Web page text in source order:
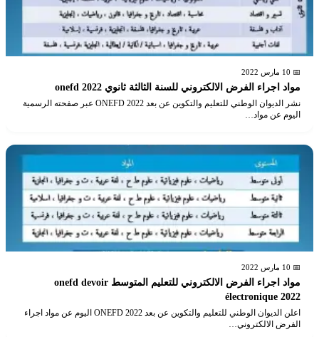
📅 10 مارس 2022
مواد اجراء الفرض الالكتروني للسنة الثالثة ثانوي 2022 onefd
نشر الديوان الوطني للتعليم والتكوين عن بعد ONEFD 2022 عبر صفحته الرسمية
اليوم عن مواد…
📅 10 مارس 2022
مواد اجراء الفرض الالكتروني للتعليم المتوسط onefd devoir
électronique 2022
اعلن الديوان الوطني للتعليم والتكوين عن بعد ONEFD 2022 اليوم عن مواد اجراء
الفرض الالكتروني…